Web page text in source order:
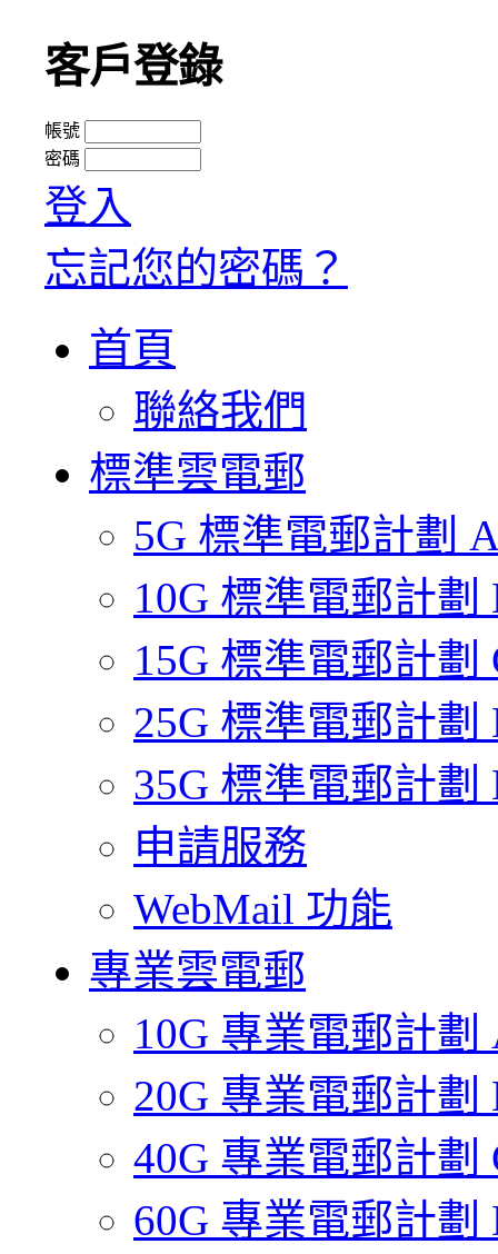
客戶登錄
帳號
密碼
登入
忘記您的密碼？
首頁
聯絡我們
標準雲電郵
5G 標準電郵計劃
10G 標準電郵計劃
15G 標準電郵計劃
25G 標準電郵計劃
35G 標準電郵計劃
申請服務
WebMail 功能
專業雲電郵
10G 專業電郵計劃
20G 專業電郵計劃
40G 專業電郵計劃
60G 專業電郵計劃